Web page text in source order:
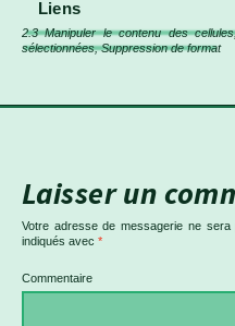
Liens
2.3 Manipuler le contenu des
sélectionnées, Suppression de format
Laisser un
Votre adresse de messagerie ne sera
indiqués avec *
Commentaire